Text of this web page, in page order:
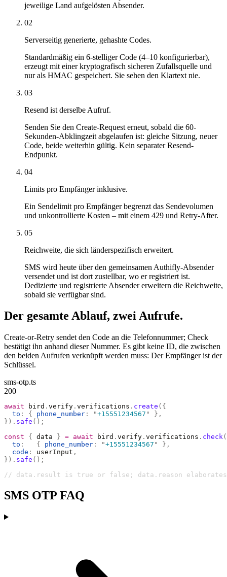
jeweilige Land aufgelösten Absender.
02
Serverseitig generierte, gehashte Codes.
Standardmäßig ein 6-stelliger Code (4–10 konfigurierbar),
erzeugt mit einer kryptografisch sicheren Zufallsquelle und
nur als HMAC gespeichert. Sie sehen den Klartext nie.
03
Resend ist derselbe Aufruf.
Senden Sie den Create-Request erneut, sobald die 60-
Sekunden-Abklingzeit abgelaufen ist: gleiche Sitzung, neuer
Code, beide weiterhin gültig. Kein separater Resend-
Endpunkt.
04
Limits pro Empfänger inklusive.
Ein Sendelimit pro Empfänger begrenzt das Sendevolumen
und unkontrollierte Kosten – mit einem 429 und Retry-After.
05
Reichweite, die sich länderspezifisch erweitert.
SMS wird heute über den gemeinsamen Authifly-Absender
versendet und ist dort zustellbar, wo er registriert ist.
Dedizierte und registrierte Absender erweitern die Reichweite,
sobald sie verfügbar sind.
Der gesamte Ablauf, zwei Aufrufe.
Create-or-Retry sendet den Code an die Telefonnummer; Check
bestätigt ihn anhand dieser Nummer. Es gibt keine ID, die zwischen
den beiden Aufrufen verknüpft werden muss: Der Empfänger ist der
Schlüssel.
sms-otp.ts
200
await bird . verify . verifications . create ({
  to
: { phone_number : "+15551234567 "
},
}). safe ();
const { data } = await bird . verify . verifications . check
  to
:
   {
phone_number : "+15551234567 "
},
  code
: userInput ,
}). safe ();
// data.result is true or false; data.reason
SMS OTP FAQ